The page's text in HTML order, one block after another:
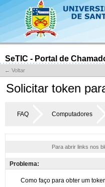
SeTIC - Portal de
← Voltar
Solicitar token
FAQ Computadores
Para abrir links nos
Problema: